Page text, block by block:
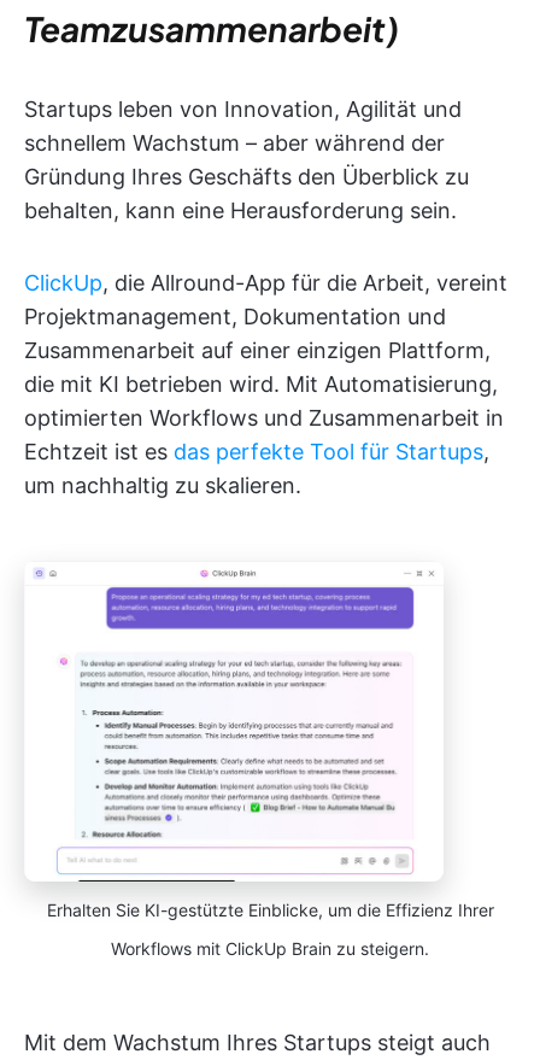
Teamzusammenarbeit)
Startups leben von Innovation, Agilität und
schnellem Wachstum – aber während der
Gründung Ihres Geschäfts den Überblick zu
behalten, kann eine Herausforderung sein.
ClickUp, die Allround-App für die Arbeit, vereint
Projektmanagement, Dokumentation und
Zusammenarbeit auf einer einzigen Plattform,
die mit KI betrieben wird. Mit Automatisierung,
optimierten Workflows und Zusammenarbeit in
Echtzeit ist es das perfekte Tool für Startups,
um nachhaltig zu skalieren.
Erhalten Sie KI-gestützte Einblicke, um die Effizienz Ihrer
Workflows mit ClickUp Brain zu steigern.
Mit dem Wachstum Ihres Startups steigt auch